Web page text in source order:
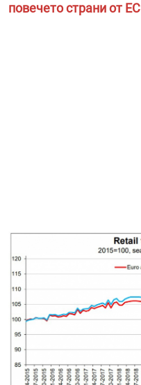
повечето страни от ЕС